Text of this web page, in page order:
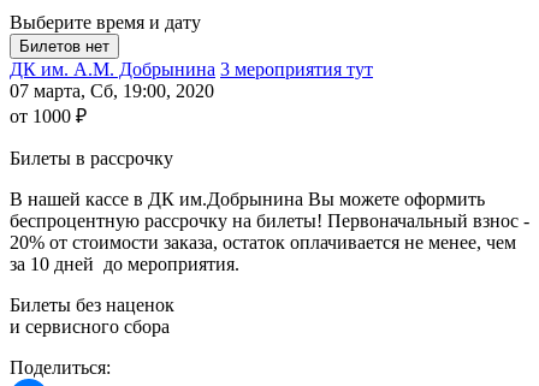
Выберите время и дату
ДК им. А.М. Добрынина 3 мероприятия тут
07 марта, Сб, 19:00, 2020
от 1000 ₽
Билеты в рассрочку
В нашей кассе в ДК им.Добрынина Вы можете оформить
беспроцентную рассрочку на билеты! Первоначальный взнос -
20% от стоимости заказа, остаток оплачивается не менее, чем
за 10 дней до мероприятия.
Билеты без наценок
и сервисного сбора
Поделиться: